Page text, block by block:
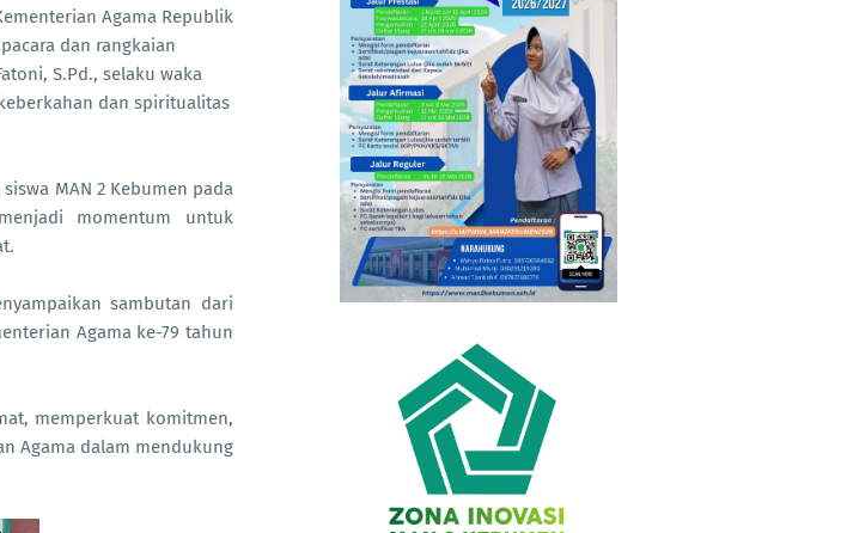
Agama Republik
dan rangkaian
, S.Pd., selaku waka
dan spiritualitas
MAN 2 Kebumen pada
momentum untuk
sambutan dari
Agama ke-79 tahun
memperkuat komitmen,
Agama dalam mendukung